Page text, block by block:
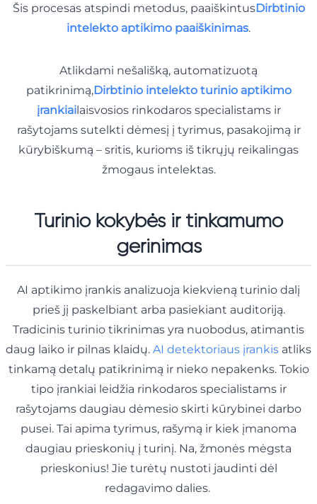
Šis procesas atspindi metodus, paaiškintusDirbtinio
intelekto aptikimo paaiškinimas.
Atlikdami nešališką, automatizuotą
patikrinimą,Dirbtinio intelekto turinio aptikimo
įrankiailaisvosios rinkodaros specialistams ir
rašytojams sutelkti dėmesį į tyrimus, pasakojimą ir
kūrybiškumą – sritis, kurioms iš tikrųjų reikalingas
žmogaus intelektas.
Turinio kokybės ir tinkamumo
gerinimas
AI aptikimo įrankis analizuoja kiekvieną turinio dalį
prieš jį paskelbiant arba pasiekiant auditoriją.
Tradicinis turinio tikrinimas yra nuobodus, atimantis
daug laiko ir pilnas klaidų. AI detektoriaus įrankis atliks
tinkamą detalų patikrinimą ir nieko nepakenks. Tokio
tipo įrankiai leidžia rinkodaros specialistams ir
rašytojams daugiau dėmesio skirti kūrybinei darbo
pusei. Tai apima tyrimus, rašymą ir kiek įmanoma
daugiau prieskonių į turinį. Na, žmonės mėgsta
prieskonius! Jie turėtų nustoti jaudinti dėl
redagavimo dalies.